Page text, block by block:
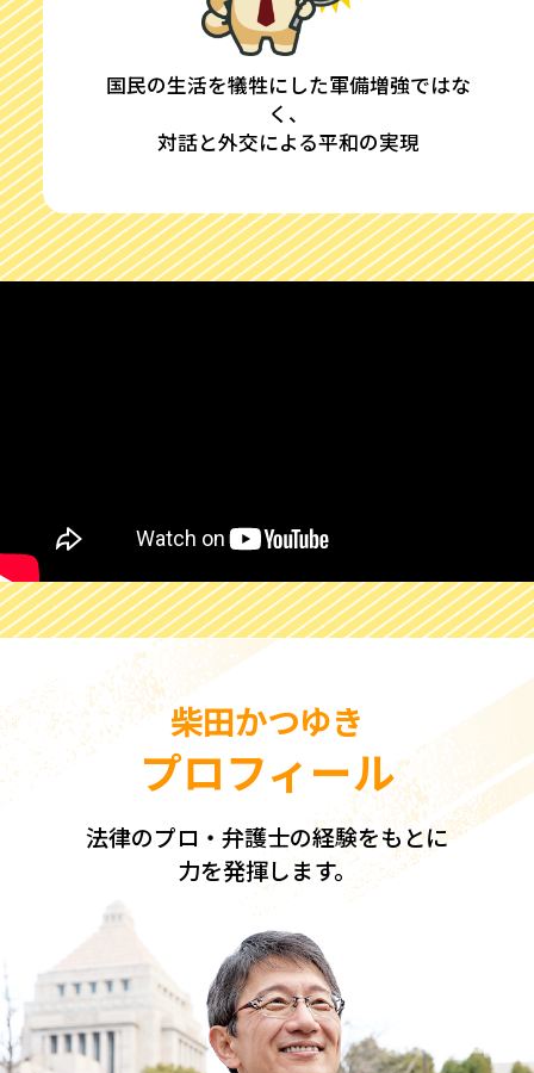
国民の生活を犠牲にした軍備増強ではな
く、
対話と外交による平和の実現
柴田かつゆき
プロフィール
法律のプロ・弁護士の経験をもとに
力を発揮します。